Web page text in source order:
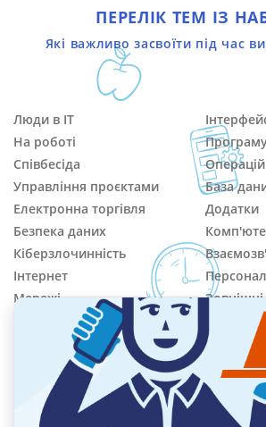
ПЕРЕЛІК ТЕМ ІЗ
Які важливо засвоїти під час
Люди в IT
На роботі
Співбесіда
Управління проєктами
Електронна торгівля
Безпека даних
Кіберзлочинність
Інтернет
Мережі
Користувачі
База
Додатки
Ремонт і
Фразові